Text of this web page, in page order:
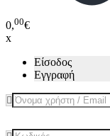
0,00€
x
Είσοδος
Εγγραφή